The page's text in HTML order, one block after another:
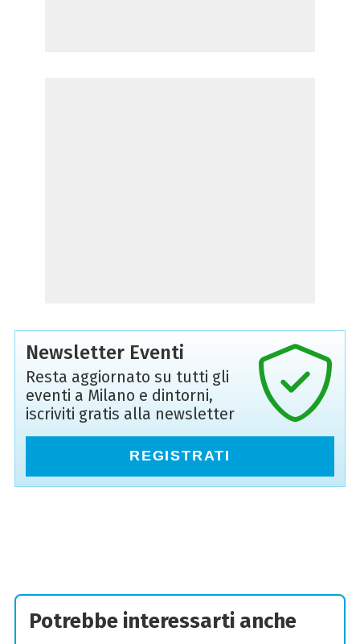
Newsletter Eventi
Resta aggiornato su tutti gli
eventi a Milano e dintorni,
iscriviti gratis alla newsletter
REGISTRATI
Potrebbe interessarti anche